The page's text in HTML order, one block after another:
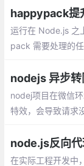
的方法，希望对大
happypack提
运行在 Node.js 之
pack 需要处理的
后再把结果发送给
nodejs 异步转
nodej项目在微信
特效，会导致请求
ync模块来异步转
执行callback，下
node.js反向代
在实际工程开发中